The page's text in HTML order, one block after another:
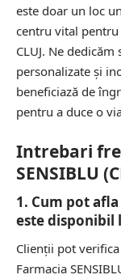
este doar un loc
centru vital
CLUJ. Ne
personalizate și
beneficiază de
pentru a duce o
Intrebari
SENSIBLU
1. Cum pot
este disponibil
Clienții pot
Farmacia